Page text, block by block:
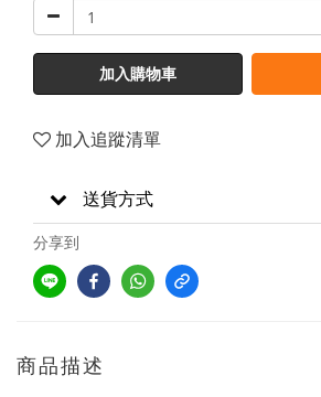
加入購物車
加入追蹤清單
送貨方式
分享到
商品描述